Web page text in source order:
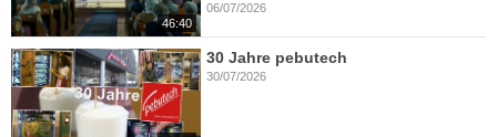
46:40
06/07/2026
30 Jahre pebutech
30/07/2026